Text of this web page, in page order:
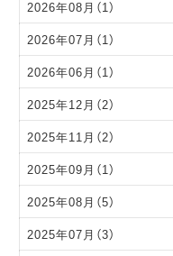
2026年08月（1）
2026年07月（1）
2026年06月（1）
2025年12月（2）
2025年11月（2）
2025年09月（1）
2025年08月（5）
2025年07月（3）